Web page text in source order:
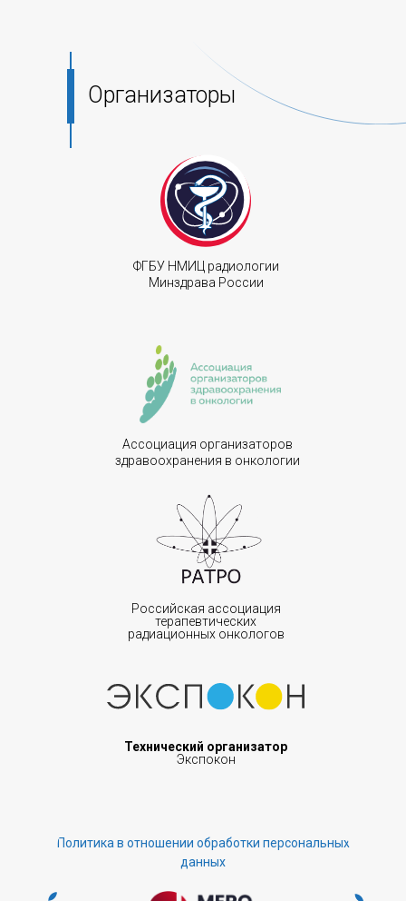
ФГБУ НМИЦ радиологии
Минздрава России
Ассоциация организаторов
здравоохранения в онкологии
Российская ассоциация
терапевтических
радиационных онкологов
Организаторы
Технический организатор
Экспокон
Политика в отношении обработки персональных
данных